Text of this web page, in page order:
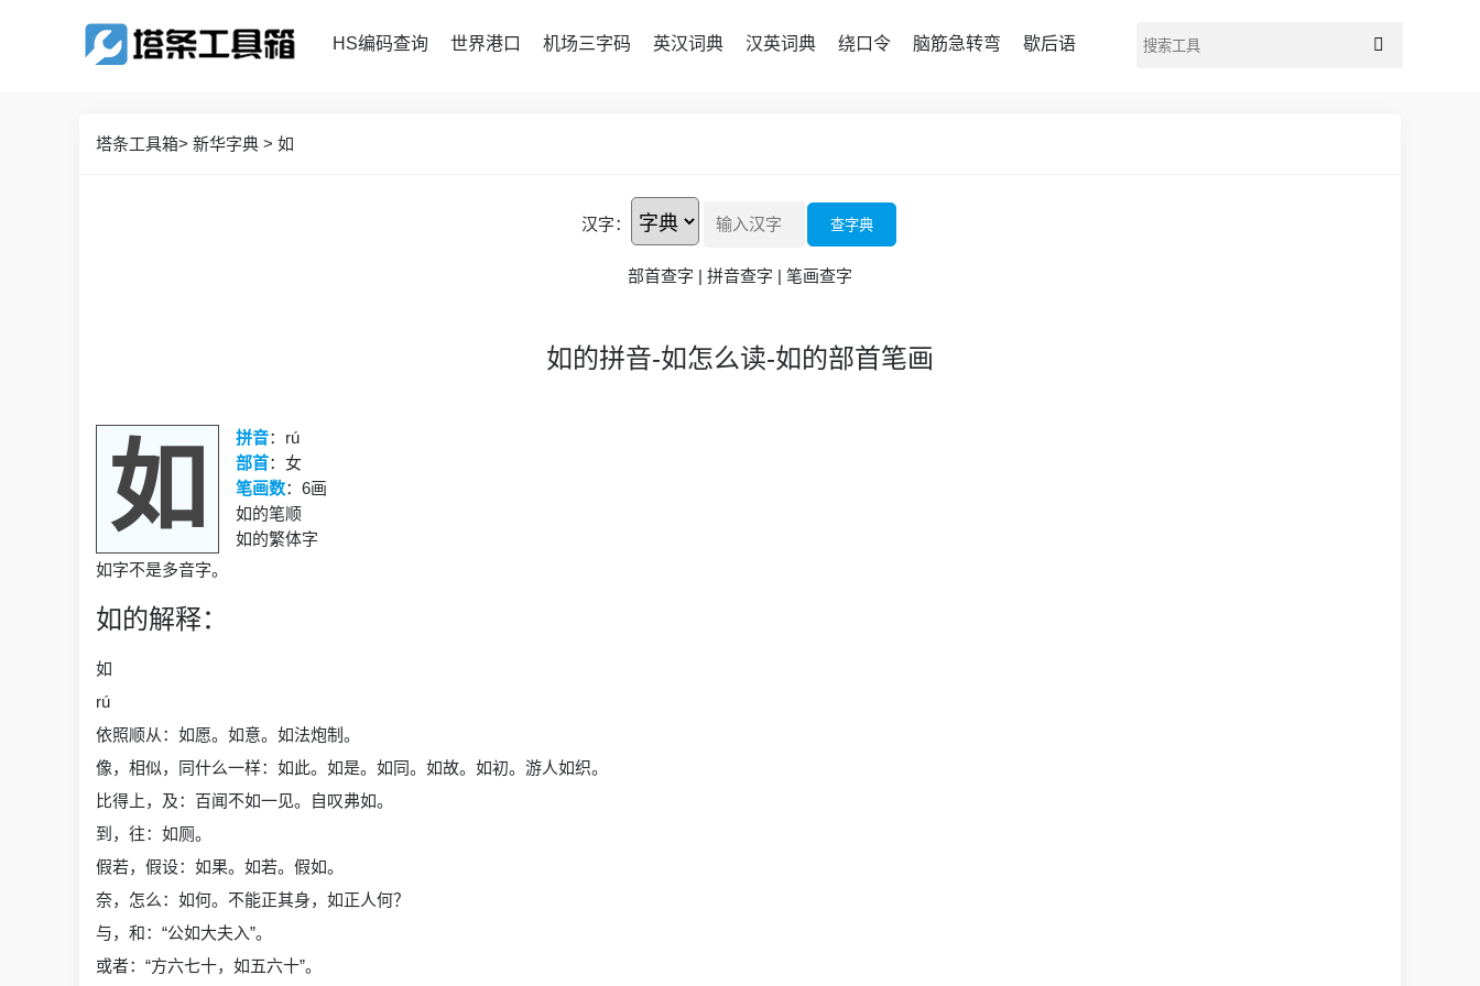
HS编码查询 世界港口 机场三字码 英汉词典 汉英词典 绕口令 脑筋急转弯 歇后语
塔条工具箱> 新华字典 > 如
汉字： 查字典
部首查字 | 拼音查字 | 笔画查字
如的拼音-如怎么读-如的部首笔画
如 拼音：rú
部首： 女
笔画数： 6画
如的笔顺
如的繁体字
如字不是多音字。
如的解释：
如
rú
依照顺从：如愿。如意。如法炮制。
像，相似，同什么一样：如此。如是。如同。如故。如初。游人如织。
比得上，及：百闻不如一见。自叹弗如。
到，往：如厕。
假若，假设：如果。如若。假如。
奈，怎么：如何。不能正其身，如正人何？
与，和：“公如大夫入”。
或者：“方六七十，如五六十”。